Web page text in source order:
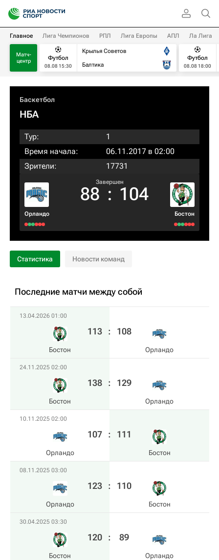
Главное Лига Чемпионов РПЛ Лига Европы АПЛ Ла Лига
Матч-
центр
Футбол
08.08 15:30
Крылья Советов
Балтика
Футбол
08.08 18:00
Баскетбол
НБА
Тур:
1
Время начала:
06.11.2017 в 02:00
Зрители:
17731
Орландо
Завершен
88 : 104
Бостон
Статистика Новости команд
Последние матчи между собой
13.04.2026 01:00
Бостон
113 : 108
Орландо
24.11.2025 02:00
Бостон
138 : 129
Орландо
10.11.2025 02:00
Орландо
107 : 111
Бостон
08.11.2025 03:00
Орландо
123 : 110
Бостон
30.04.2025 03:30
Бостон
120 : 89
Орландо